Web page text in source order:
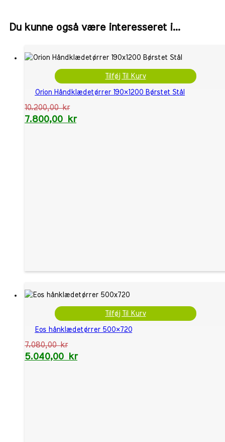
Du kunne også være interesseret i...
Tilføj Til Kurv
Orion Håndklædetørrer 190×1200 Børstet Stål
10.200,00kr
7.800,00 kr
Tilføj Til Kurv
Eos hånklædetørrer 500×720
7.080,00kr
5.040,00 kr